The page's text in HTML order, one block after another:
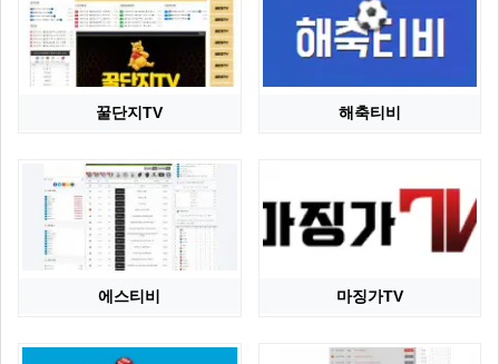
꿀단지TV 해축티비
에스티비 마징가TV